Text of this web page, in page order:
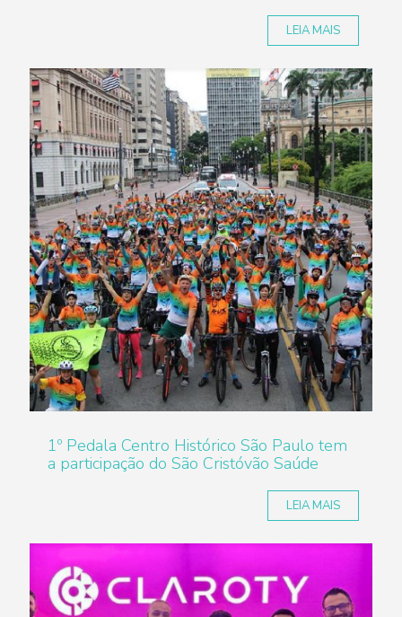
LEIA MAIS
1º Pedala Centro Histórico São Paulo tem
a participação do São Cristóvão Saúde
LEIA MAIS